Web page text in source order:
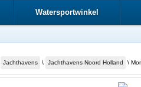
Watersportwinkel
Jachthavens \ Jachthavens Noord Holland \